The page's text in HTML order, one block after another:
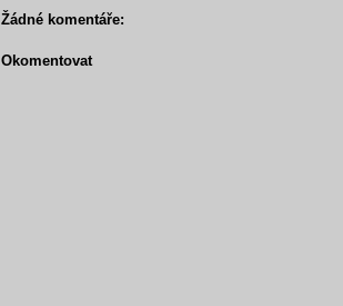
Žádné komentáře:
Okomentovat